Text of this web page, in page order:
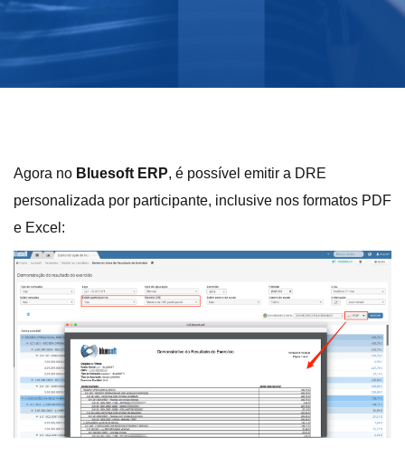
Agora no Bluesoft ERP, é possível emitir a DRE
personalizada por participante, inclusive nos formatos PDF
e Excel: